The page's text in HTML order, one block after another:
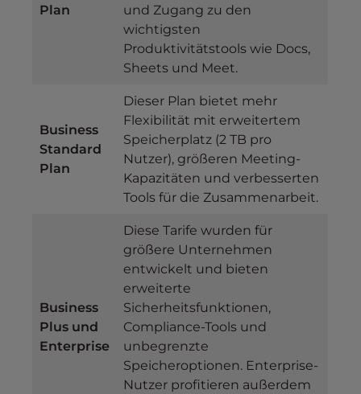
Plan
und Zugang zu den
wichtigsten
Produktivitätstools wie Docs,
Sheets und Meet.
Business
Standard
Plan
Dieser Plan bietet mehr
Flexibilität mit erweitertem
Speicherplatz (2 TB pro
Nutzer), größeren Meeting-
Kapazitäten und verbesserten
Tools für die Zusammenarbeit.
Business
Plus und
Enterprise
Diese Tarife wurden für
größere Unternehmen
entwickelt und bieten
erweiterte
Sicherheitsfunktionen,
Compliance-Tools und
unbegrenzte
Speicheroptionen. Enterprise-
Nutzer profitieren außerdem